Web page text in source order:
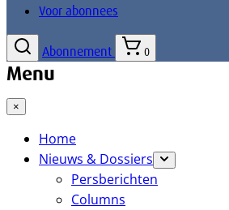
Voor abonnees
Abonnement 0
Menu
×
Home
Nieuws & Dossiers
Persberichten
Columns